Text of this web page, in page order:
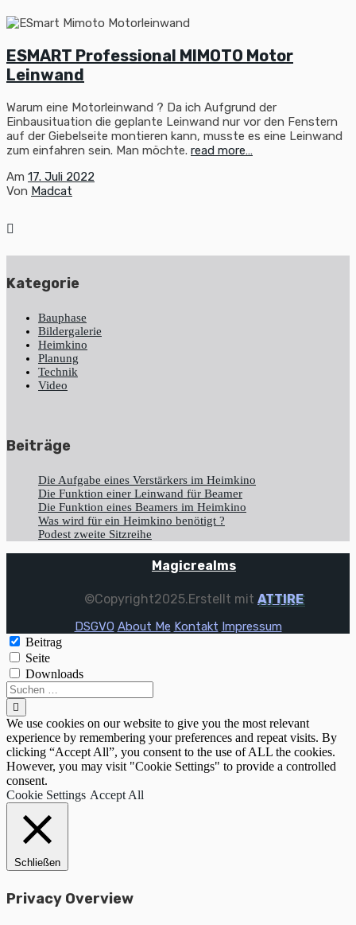
ESMART Professional MIMOTO Motor
Leinwand
Warum eine Motorleinwand ? Da ich Aufgrund der
Einbausituation die geplante Leinwand nur vor den Fenstern
auf der Giebelseite montieren kann, musste es eine Leinwand
zum einfahren sein. Man möchte. read more…
Am 17. Juli 2022
Von Madcat
Kategorie
Bauphase
Bildergalerie
Heimkino
Planung
Technik
Video
Beiträge
Die Aufgabe eines Verstärkers im Heimkino
Die Funktion einer Leinwand für Beamer
Die Funktion eines Beamers im Heimkino
Was wird für ein Heimkino benötigt ?
Podest zweite Sitzreihe
Magicrealms
©Copyright2025.Erstellt mit ATTIRE
DSGVO About Me Kontakt Impressum
Beitrag
Seite
Downloads
We use cookies on our website to give you the most relevant
experience by remembering your preferences and repeat visits. By
clicking “Accept All”, you consent to the use of ALL the cookies.
However, you may visit "Cookie Settings" to provide a controlled
consent.
Cookie Settings Accept All
Schließen
Privacy Overview